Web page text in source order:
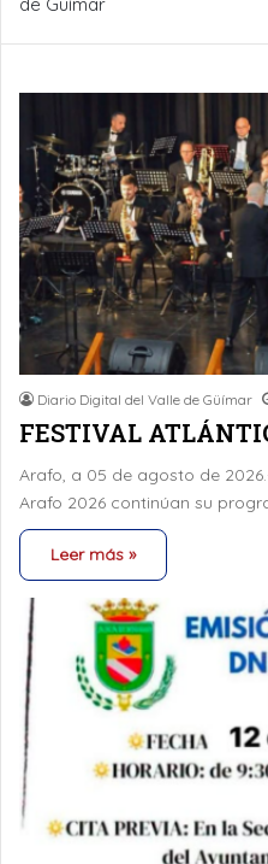
Diario Digital del Valle de Güímar
FESTIVAL
Arafo, a 05 de agosto de
Arafo 2026 continúan su
Leer más »